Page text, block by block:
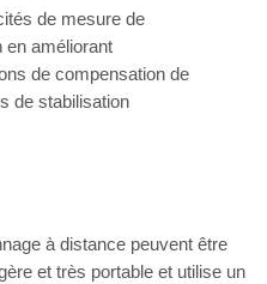
de mesure de
en améliorant
de compensation de
de stabilisation
à distance peuvent être
et très portable et utilise un